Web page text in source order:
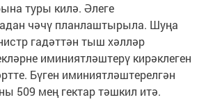
туры килә. Әлеге
чәчү планлаштырыла. Шуңа
гадәттән тыш хәлләр
иминиятләштерү кирәклеген
Бүген иминиятләштерелгән
509 мең гектар тәшкил итә.